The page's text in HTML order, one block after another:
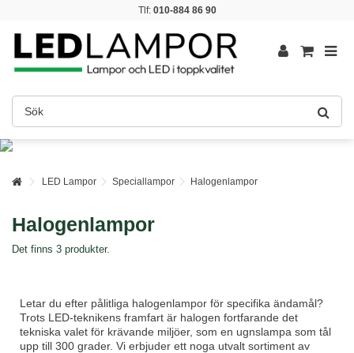
Tlf: 010-884 86 90
LED Lampor Speciallampor Halogenlampor
Halogenlampor
Det finns 3 produkter.
Letar du efter pålitliga halogenlampor för specifika ändamål?
Trots LED-teknikens framfart är halogen fortfarande det
tekniska valet för krävande miljöer, som en ugnslampa som tål
upp till 300 grader. Vi erbjuder ett noga utvalt sortiment av